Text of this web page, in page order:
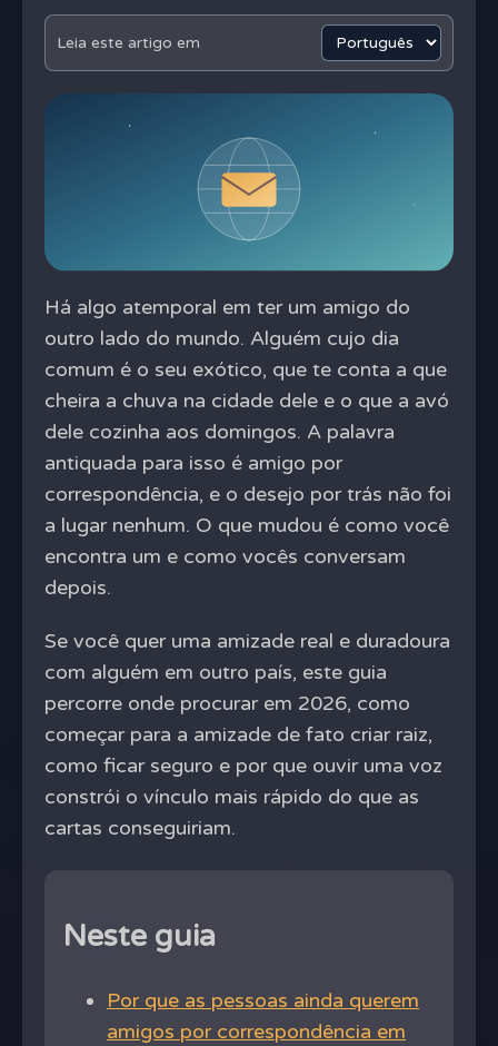
Leia este artigo em
Há algo atemporal em ter um amigo do
outro lado do mundo. Alguém cujo dia
comum é o seu exótico, que te conta a que
cheira a chuva na cidade dele e o que a avó
dele cozinha aos domingos. A palavra
antiquada para isso é amigo por
correspondência, e o desejo por trás não foi
a lugar nenhum. O que mudou é como você
encontra um e como vocês conversam
depois.
Se você quer uma amizade real e duradoura
com alguém em outro país, este guia
percorre onde procurar em 2026, como
começar para a amizade de fato criar raiz,
como ficar seguro e por que ouvir uma voz
constrói o vínculo mais rápido do que as
cartas conseguiriam.
Neste guia
Por que as pessoas ainda querem
amigos por correspondência em